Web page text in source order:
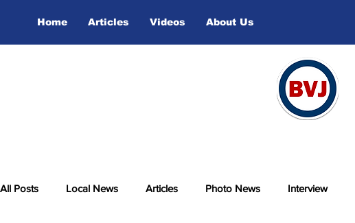
Home Articles Videos About Us
All Posts Local News Articles Photo News Interview